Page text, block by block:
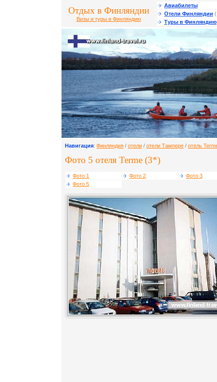
Отдых в Финляндии
Визы и туры в Финляндию
Авиабилеты
Отели Финляндии
Туры в Финляндию
Навигация: Финляндия / отели / отели Тампере / отель
Фото 5 отеля Terme (3*)
Фото 1 Фото 2
Фото 3
Фото 5